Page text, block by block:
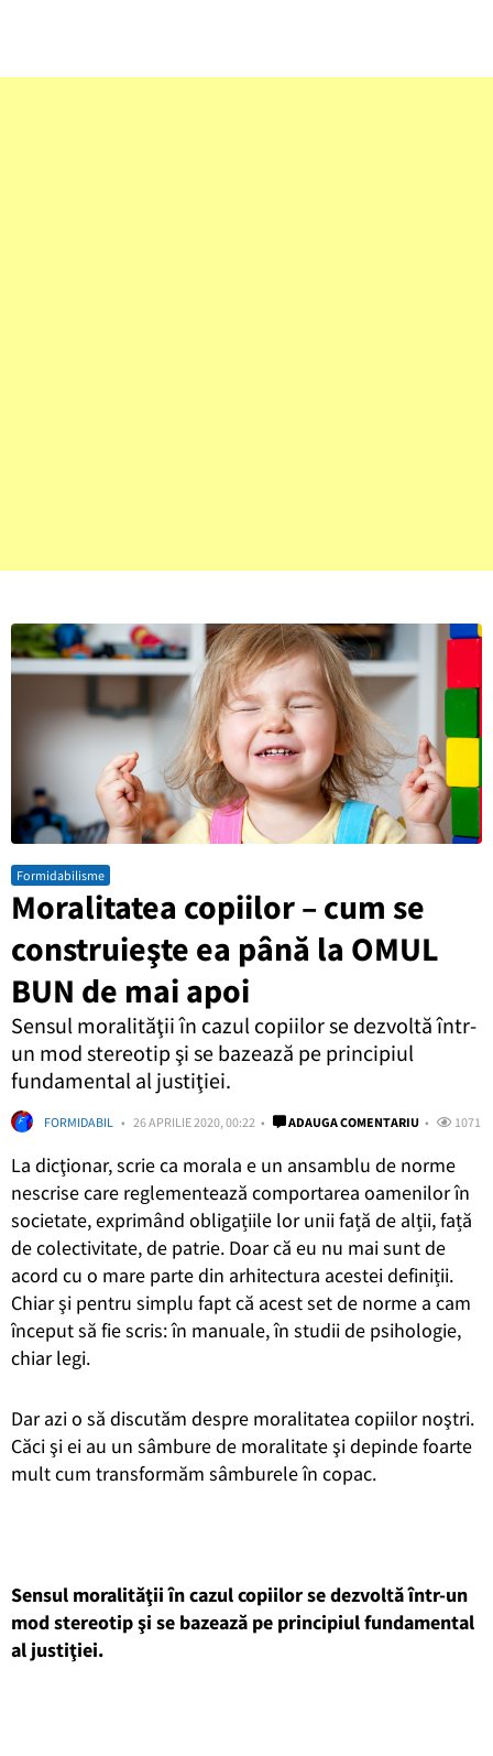
Formidabilisme
Moralitatea copiilor – cum se
construieşte ea până la OMUL
BUN de mai apoi
Sensul moralităţii în cazul copiilor se dezvoltă într-
un mod stereotip şi se bazează pe principiul
fundamental al justiţiei.
FORMIDABIL 26 APRILIE 2020, 00:22 ADAUGA COMENTARIU 1071
La dicţionar, scrie ca morala e un ansamblu de norme
nescrise care reglementează comportarea oamenilor în
societate, exprimând obligațiile lor unii față de alții, față
de colectivitate, de patrie. Doar că eu nu mai sunt de
acord cu o mare parte din arhitectura acestei definiții.
Chiarşi pentru simplu fapt că acest set de norme a cam
început să fie scris:în manuale,în studii de psihologie,
chiar legi.
Dar azi o să discutăm despre moralitatea copiilor noştri.
Căcişi ei au un sâmbure de moralitateşi depinde foarte
mult cum transformăm sâmbureleîn copac.
Sensul moralităţii în cazul copiilor se dezvoltă într-un
mod stereotip şi se bazează pe principiul fundamental
al justiţiei.